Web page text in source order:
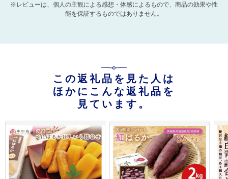
※レビューは、個人の主観による感想・体感によるもので、商品の効果や性
能を保証するものではありません。
この返礼品を見た人は
ほかにこんな返礼品を
見ています。